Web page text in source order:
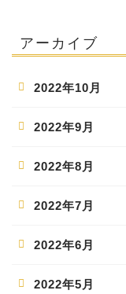
アーカイブ
2022年10月
2022年9月
2022年8月
2022年7月
2022年6月
2022年5月